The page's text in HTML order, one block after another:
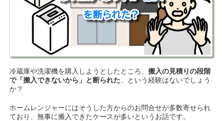
冷蔵庫や洗濯機を購入しようとしたところ、搬入の見積りの段階
で「搬入できないから」と断られた 、という経験はないでしょう
か？
ホームレンジャーにはそうした方からのお問合せが多数寄せられ
ており、無事に搬入できたケースが多いというお話です。